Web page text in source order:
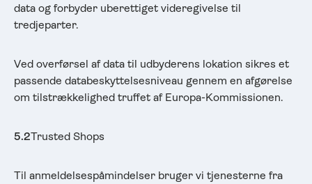
data og forbyder uberettiget videregivelse til
tredjeparter.
Ved overførsel af data til udbyderens lokation sikres et
passende databeskyttelsesniveau gennem en afgørelse
om tilstrækkelighed truffet af Europa-Kommissionen.
5.2Trusted Shops
Til anmeldelsespåmindelser bruger vi tjenesterne fra